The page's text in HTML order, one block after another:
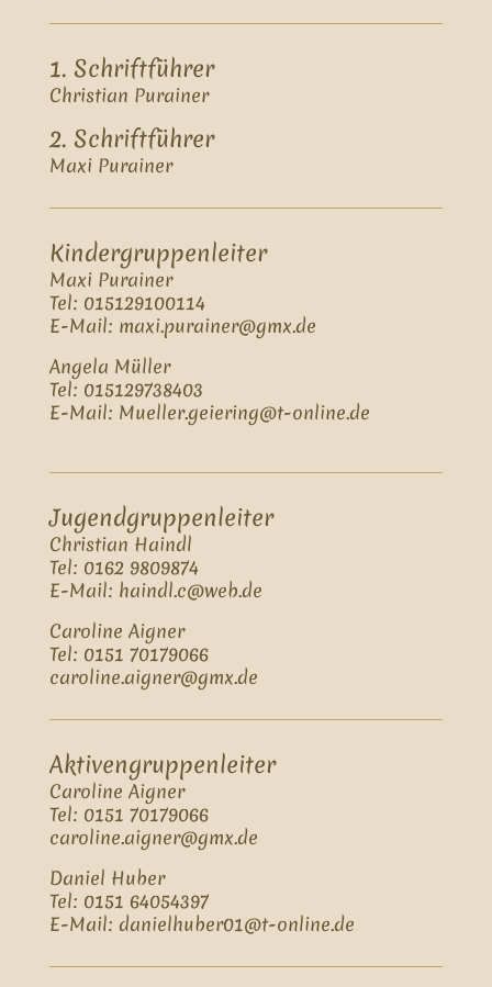
1. Schriftführer
Christian Purainer
2. Schriftführer
Maxi Purainer
Kindergruppenleiter
Maxi Purainer
Tel: 015129100114
E-Mail: maxi.purainer@gmx.de
Angela Müller
Tel: 015129738403
E-Mail: Mueller.geiering@t-online.de
Jugendgruppenleiter
Christian Haindl
Tel: 0162 9809874
E-Mail: haindl.c@web.de
Caroline Aigner
Tel: 0151 70179066
caroline.aigner@gmx.de
Aktivengruppenleiter
Caroline Aigner
Tel: 0151 70179066
caroline.aigner@gmx.de
Daniel Huber
Tel: 0151 64054397
E-Mail: danielhuber01@t-online.de